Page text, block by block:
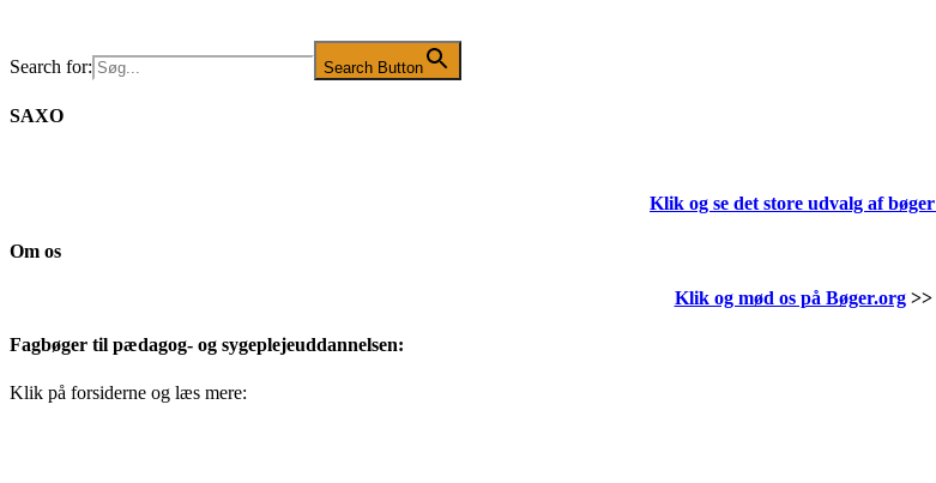
Search for: Search Button
SAXO
Klik og se det store udvalg af bøger
Om os
Klik og mød os på Bøger.org>>
Fagbøger til pædagog- og sygeplejeuddannelsen:
Klik på forsiderne og læs mere: